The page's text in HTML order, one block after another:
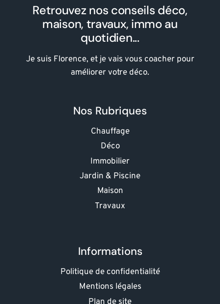
Retrouvez nos conseils déco,
maison, travaux, immo au
quotidien...
Je suis Florence, et je vais vous coacher pour
améliorer votre déco.
Nos Rubriques
Chauffage
Déco
Immobilier
Jardin & Piscine
Maison
Travaux
Informations
Politique de confidentialité
Mentions légales